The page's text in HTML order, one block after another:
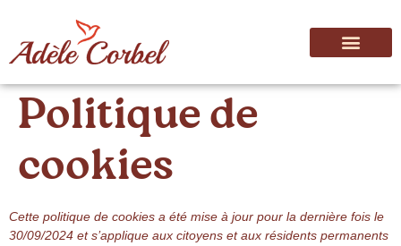
Politique de
cookies
Cette politique de cookies a été mise à jour pour la dernière fois le
30/09/2024 et s’applique aux citoyens et aux résidents permanents